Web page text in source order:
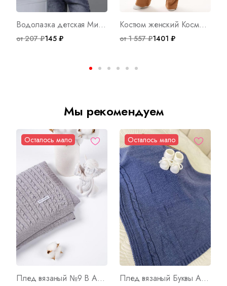
Водолазка детская Микки С Арт. 7338
от 207 ₽145 ₽
Костюм женский Космос Арт. 10400
от 1 557 ₽1401 ₽
Мы рекомендуем
Осталось мало
Плед вязаный №9 В Арт. 8071
Осталось мало
Плед вязаный Буквы Арт. 7841